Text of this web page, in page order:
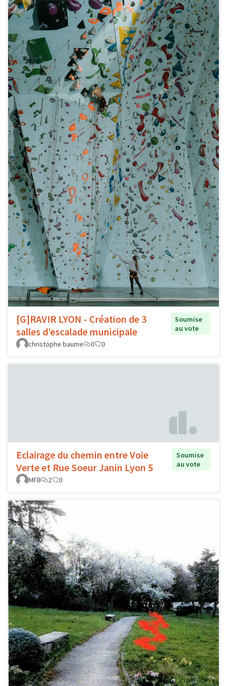
[G]RAVIR LYON - Création de 3
salles d’escalade municipale
Soumise
au vote
christophe baume
0 0
Eclairage du chemin entre Voie
Verte et Rue Soeur Janin Lyon 5
Soumise
au vote
MFB
2 0